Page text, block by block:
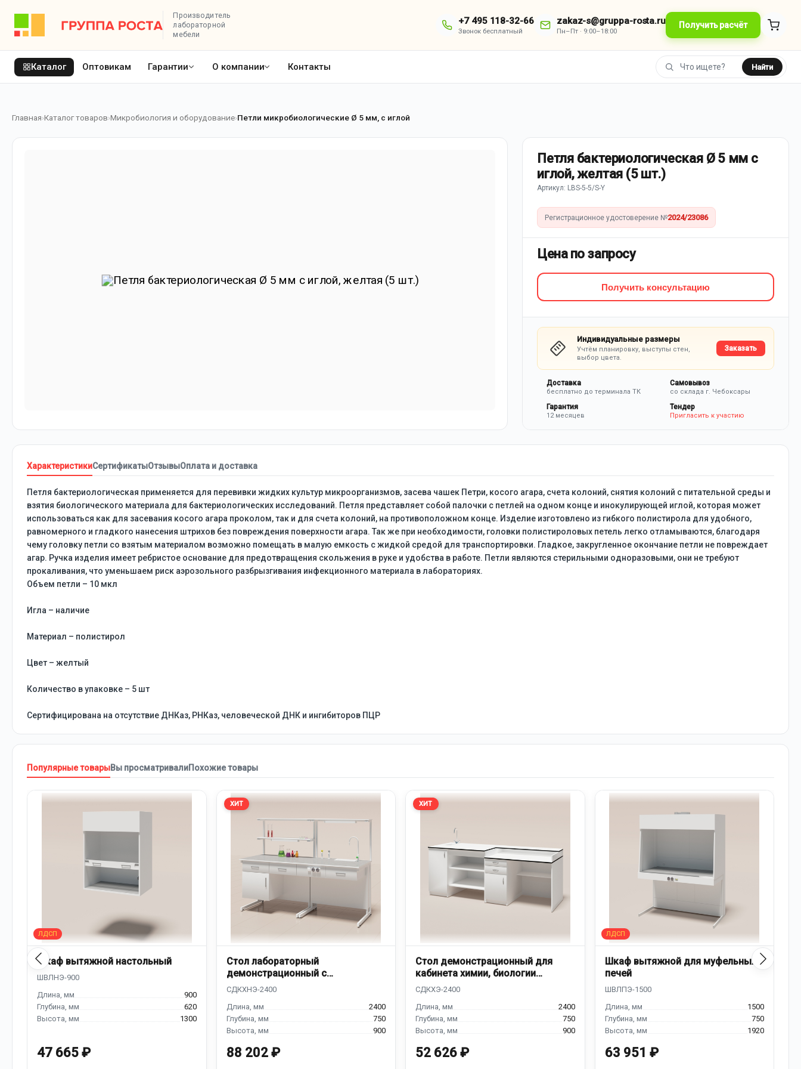
Производитель
лабораторной
мебели
+7 495 118-32-66
Звонок бесплатный
zakaz-s@gruppa-rosta.ru
Пн–Пт · 9:00–18:00
Получить расчёт
Каталог Оптовикам Гарантии О компании Контакты Найти
Главная Каталог товаров Микробиология и оборудование Петли микробиологические Ø 5 мм, с иглой
Петля бактериологическая Ø 5 мм с
иглой, желтая (5 шт.)
Артикул: LBS-5-5/S-Y
Регистрационное удостоверение №2024/23086
Цена по запросу
Получить консультацию
Индивидуальные размеры
Учтём планировку, выступы стен,
выбор цвета.
Заказать
Доставка
бесплатно до терминала ТК
Самовывоз
со склада г. Чебоксары
Гарантия
12 месяцев
Тендер
Пригласить к участию
ХарактеристикиСертификатыОтзывыОплата и доставка
Петля бактериологическая применяется для перевивки жидких культур микроорганизмов, засева чашек Петри, косого агара, счета колоний, снятия колоний с питательной среды и
взятия биологического материала для бактериологических исследований. Петля представляет собой палочки с петлей на одном конце и инокулирующей иглой, которая может
использоваться как для засевания косого агара проколом, так и для счета колоний, на противоположном конце. Изделие изготовлено из гибкого полистирола для удобного,
равномерного и гладкого нанесения штрихов без повреждения поверхности агара. Так же при необходимости, головки полистироловых петель легко отламываются, благодаря
чему головку петли со взятым материалом возможно помещать в малую емкость с жидкой средой для транспортировки. Гладкое, закругленное окончание петли не повреждает
агар. Ручка изделия имеет ребристое основание для предотвращения скольжения в руке и удобства в работе. Петли являются стерильными одноразовыми, они не требуют
прокаливания, что уменьшаем риск аэрозольного разбрызгивания инфекционного материала в лабораториях.
Объем петли – 10 мкл
Игла – наличие
Материал – полистирол
Цвет – желтый
Количество в упаковке – 5 шт
Сертифицирована на отсутствие ДНКаз, РНКаз, человеческой ДНК и ингибиторов ПЦР
Популярные товарыВы просматривалиПохожие товары
Шкаф вытяжной настольный
900
620
1300
47 665 ₽
ХИТ
Стол лабораторный
демонстрационный с
надстройкой
2400
750
900
88 202 ₽
ХИТ
Стол демонстрационный для
кабинета химии, биологии
СДКХЭ-2400
2400
750
900
52 626 ₽
Шкаф вытяжной для муфельных
печей
1500
750
1920
63 951 ₽